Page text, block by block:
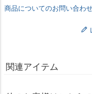
商品についてのお問い合わ
関連アイテム